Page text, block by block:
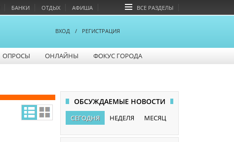
БАНКИ ОТДЫХ АФИША ВСЕ РАЗДЕЛЫ
ВХОД / РЕГИСТРАЦИЯ
ОПРОСЫ ОНЛАЙНЫ ФОКУС ГОРОДА
ОБСУЖДАЕМЫЕ НОВОСТИ
СЕГОДНЯ НЕДЕЛЯ МЕСЯЦ